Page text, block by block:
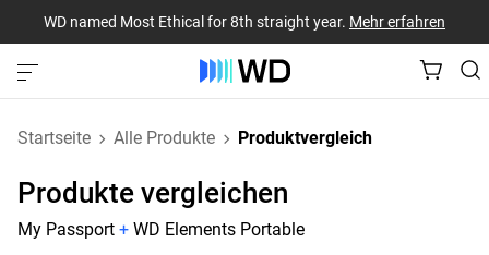
WD named Most Ethical for 8th straight year. Mehr erfahren
Startseite Alle Produkte Produktvergleich
Produkte vergleichen
My Passport + WD Elements Portable